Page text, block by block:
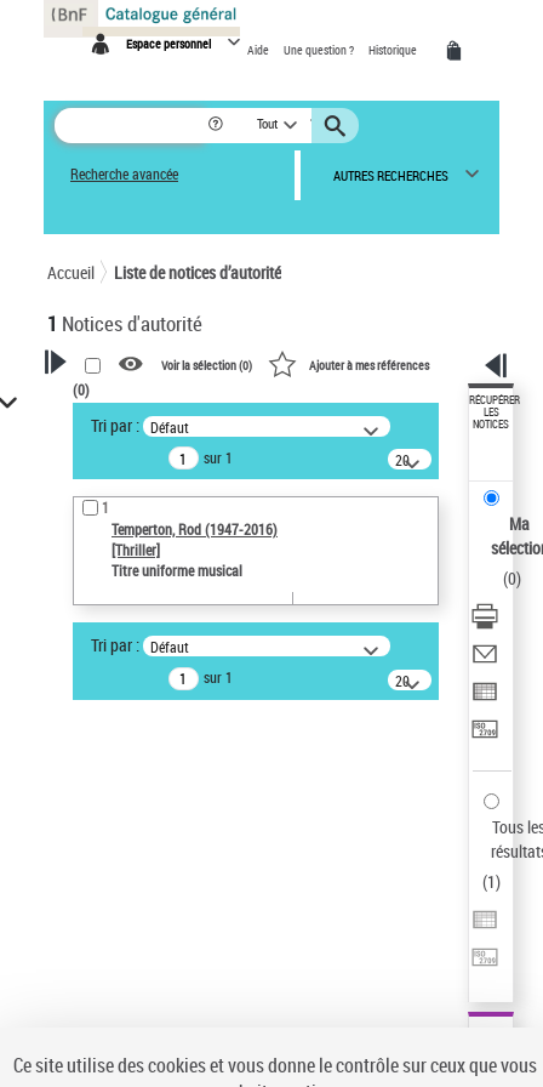
Espace personnel Aide Une question ? Historique
Tout
Recherche avancée AUTRES RECHERCHES
Accueil Liste de notices d’autorité
1 Notices d'autorité
VOTRE RECHERCHE
Recherche avancée dans les
notices d’autorité
Œuvres liées à l'auteur :
Temperton, Rod (1947-2016)
Type de notice d'autorité
Type de notice d'autorité
Voir la sélection (0) Ajouter à mes références
(0)
Tri par : Défaut
sur 1
20
résultats/page
1
Temperton, Rod (1947-2016)
[Thriller]
Titre uniforme musical
Tri par : Défaut
sur 1
20
résultats/page
RÉCUPÉRER
LES
NOTICES
Ma
(0)
Tous
(1)
Panneau de gestion des cookies
Ce site utilise des cookies et vous donne le contrôle sur ceux que vous